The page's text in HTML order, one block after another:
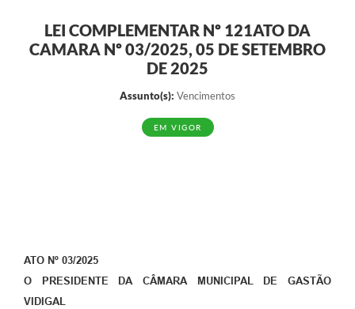
LEI COMPLEMENTAR Nº 121ATO DA
CAMARA Nº 03/2025, 05 DE SETEMBRO
DE 2025
Assunto(s): Vencimentos
EM VIGOR
ATO Nº 03/2025
O PRESIDENTE DA CÂMARA MUNICIPAL DE GASTÃO
VIDIGAL